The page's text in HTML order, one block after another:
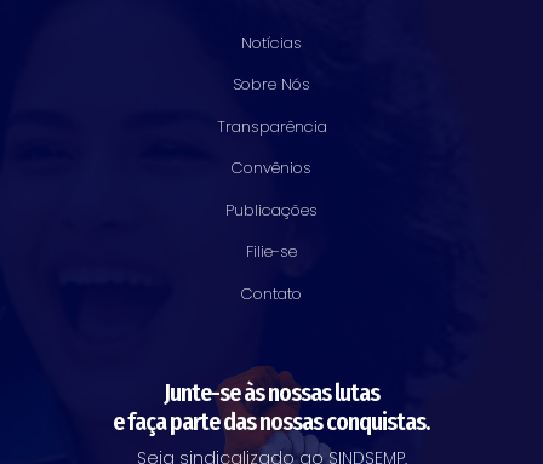
Notícias
Sobre Nós
Transparência
Convênios
Publicações
Filie-se
Contato
Junte-se às nossas lutas
e faça parte das nossas conquistas.
Seja sindicalizado ao SINDSEMP.